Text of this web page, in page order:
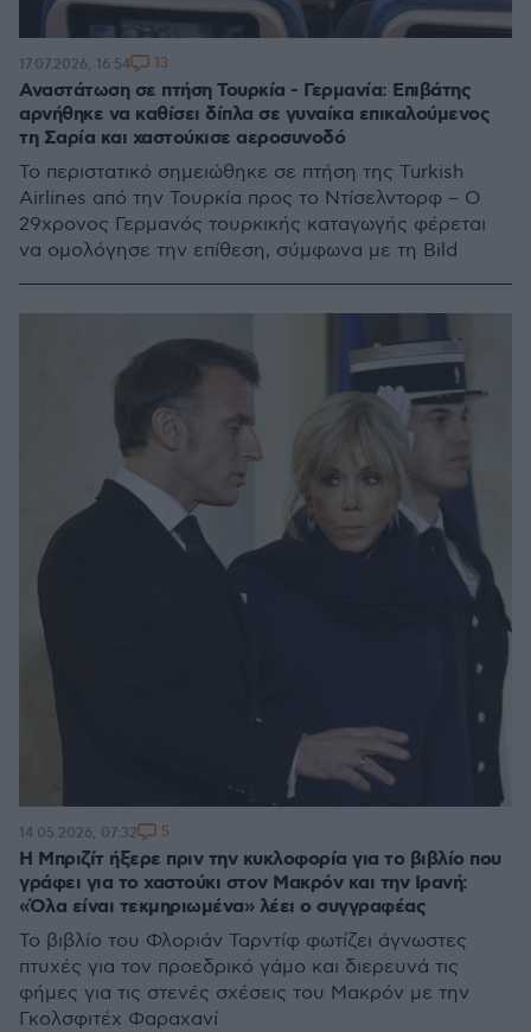
Αναστάτωση σε πτήση Τουρκία - Γερμανία: Επιβάτης
αρνήθηκε να καθίσει δίπλα σε γυναίκα επικαλούμενος
τη Σαρία και χαστούκισε αεροσυνοδό
Το περιστατικό σημειώθηκε σε πτήση της Turkish
Airlines από την Τουρκία προς το Ντίσελντορφ – Ο
29χρονος Γερμανός τουρκικής καταγωγής φέρεται
να ομολόγησε την επίθεση, σύμφωνα με τη Bild
17.07.2026, 16:54 13
Η Μπριζίτ ήξερε πριν την κυκλοφορία για το βιβλίο που
γράφει για το χαστούκι στον Μακρόν και την Ιρανή:
«Όλα είναι τεκμηριωμένα» λέει ο συγγραφέας
Το βιβλίο του Φλοριάν Ταρντίφ φωτίζει άγνωστες
πτυχές για τον προεδρικό γάμο και διερευνά τις
φήμες για τις στενές σχέσεις του Μακρόν με την
Γκολσφιτέχ Φαραχανί
14.05.2026, 07:32 5